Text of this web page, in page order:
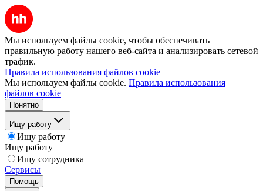
Мы используем файлы cookie, чтобы обеспечивать
правильную работу нашего веб-сайта и анализировать сетевой
трафик.
Правила использования файлов cookie
Мы используем файлы cookie. Правила использования
файлов cookie
Понятно
Ищу работу
Ищу работу
Ищу работу
Ищу сотрудника
Сервисы
Помощь